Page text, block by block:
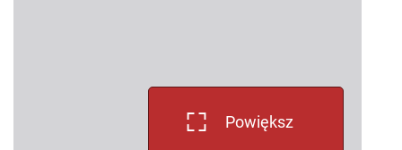
Powiększ